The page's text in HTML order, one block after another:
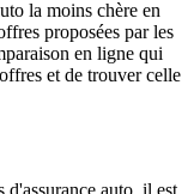
la moins chère en
proposées par les
en ligne qui
et de trouver celle
auto, il est